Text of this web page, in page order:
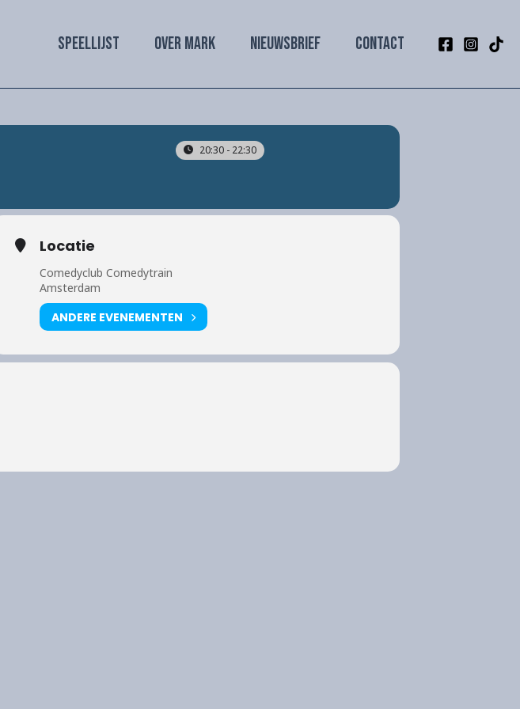
SPEELLIJST OVER MARK NIEUWSBRIEF CONTACT
20:30 - 22:30
Locatie
Comedyclub Comedytrain
Amsterdam
ANDERE EVENEMENTEN